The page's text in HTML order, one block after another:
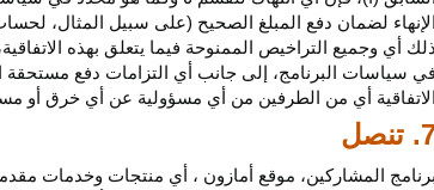
الإنهاء لضمان دفع المبلغ الصحيح (على سبيل المثال،
ذلك أي وجميع التراخيص الممنوحة فيما يتعلق بهذه
في سياسات البرنامج، إلى جانب أي التزامات دفع مستحقة
الاتفاقية أي من الطرفين من أي مسؤولية عن أي خرق أو
برنامج المشاركين، موقع أمازون ، أي منتجات وخدمات